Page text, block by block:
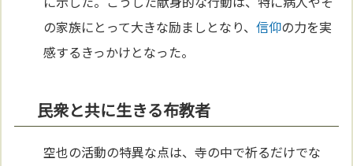
の家族にとって大きな励ましとなり、信仰の力を実
感するきっかけとなった。
民衆と共に生きる布教者
空也の活動の特異な点は、寺の中で祈るだけでな